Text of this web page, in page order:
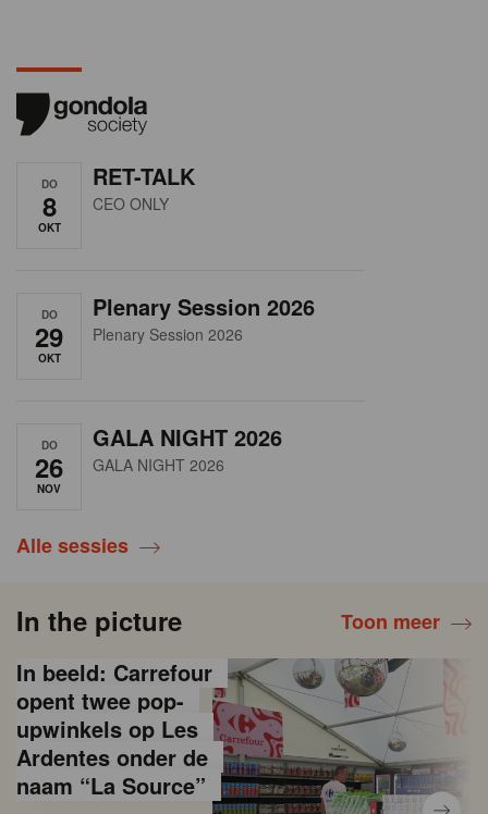
DO
8
OKT
RET-TALK
CEO ONLY
DO
29
OKT
Plenary Session 2026
Plenary Session 2026
DO
26
NOV
GALA NIGHT 2026
GALA NIGHT 2026
Alle sessies
In the picture Toon meer
In beeld: Carrefour
opent twee pop-
upwinkels op Les
Ardentes onder de
naam “La Source”